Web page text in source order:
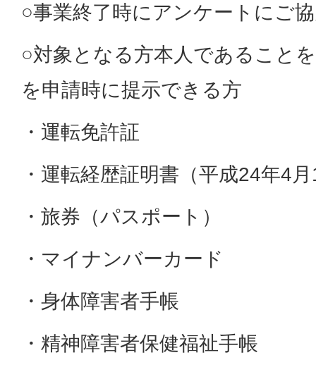
○事業終了時にアンケートにご
○対象となる方本人であること
を申請時に提示できる方
・運転免許証
・運転経歴証明書（平成24年4
・旅券（パスポート）
・マイナンバーカード
・身体障害者手帳
・精神障害者保健福祉手帳